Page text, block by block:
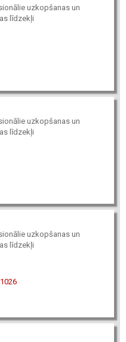
uzkopšanas un
līdzekļi
uzkopšanas un
līdzekļi
uzkopšanas un
līdzekļi